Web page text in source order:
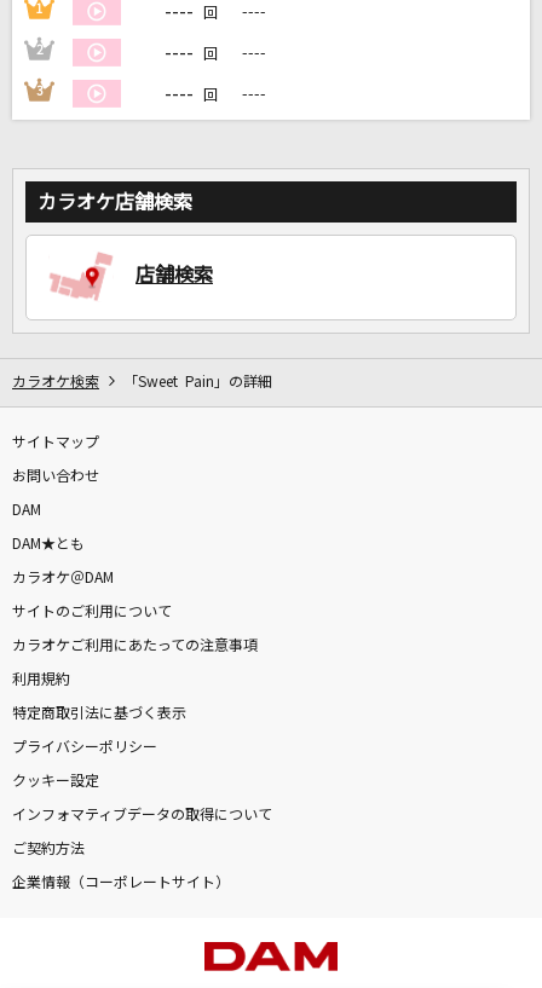
1 ---- 回 ----
2 ---- 回 ----
3 ---- 回 ----
カラオケ店舗検索
店舗検索
カラオケ検索 「Sweet Pain」の詳細
サイトマップ
お問い合わせ
DAM
DAM★とも
カラオケ＠DAM
サイトのご利用について
カラオケご利用にあたっての注意事項
利用規約
特定商取引法に基づく表示
プライバシーポリシー
クッキー設定
インフォマティブデータの取得について
ご契約方法
企業情報（コーポレートサイト）